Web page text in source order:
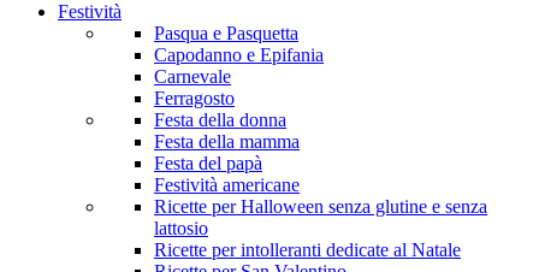
Festività
Pasqua e Pasquetta
Capodanno e Epifania
Carnevale
Ferragosto
Festa della donna
Festa della mamma
Festa del papà
Festività americane
Ricette per Halloween senza glutine e senza
lattosio
Ricette per intolleranti dedicate al Natale